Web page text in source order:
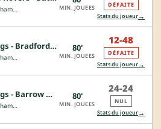
Kingstone Press Championship MIN. JOUEES
DÉFAITE
Stats du joueur→
Batley Bulldogs - Bradford Bulls
Kingstone Press Championship
80'
MIN. JOUEES
12-48
DÉFAITE
Stats du joueur→
Batley Bulldogs - Barrow Raiders
Kingstone Press Championship
80'
MIN. JOUEES
24-24
NUL
Stats du joueur→